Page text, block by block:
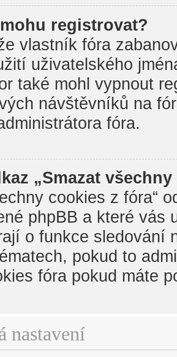
registrovat?
vlastník fóra
uživatelského
také mohl vypnout
návštěvníků na
fóra.
„Smazat
cookies z fóra“
phpBB a které vás
o funkce sledování
pokud to
fóra pokud máte
nastavení